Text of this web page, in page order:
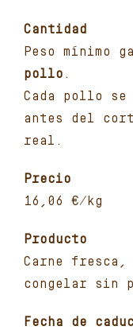
Cantidad
Peso mínimo
pollo .
Cada pollo se
antes del
real.
Precio
16,06 €/kg
Producto
Carne fresca,
congelar sin
Fecha de